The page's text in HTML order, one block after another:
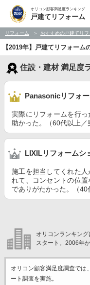
オリコン顧客満足度ランキング
戸建てリフォーム
リフォーム おすすめの戸建てリ
【2019年】戸建てリフォー
住設・建材 満足度
Panasonicリフォ
実際にリフォームを行っ
助かった。（60代以上／
LIXILリフォームシ
施工を担当してくれた
れて、コンセントの位
でありがたかった。（40
オリコンランキン
スタート。2006年
オリコン顧客満足度調査では
ート調査を実施。